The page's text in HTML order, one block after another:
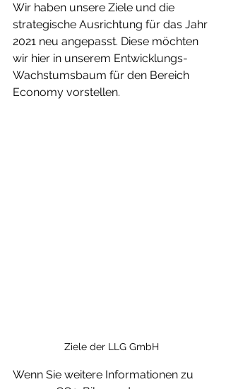
Wir haben unsere Ziele und die
strategische Ausrichtung für das Jahr
2021 neu angepasst. Diese möchten
wir hier in unserem Entwicklungs-
Wachstumsbaum für den Bereich
Economy vorstellen.
Ziele der LLG GmbH
Wenn Sie weitere Informationen zu